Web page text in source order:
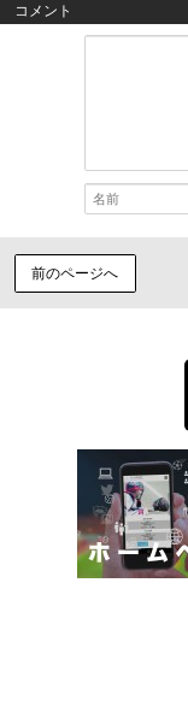
コメント
前のページへ